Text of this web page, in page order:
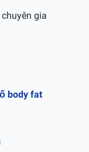
gia
body fat